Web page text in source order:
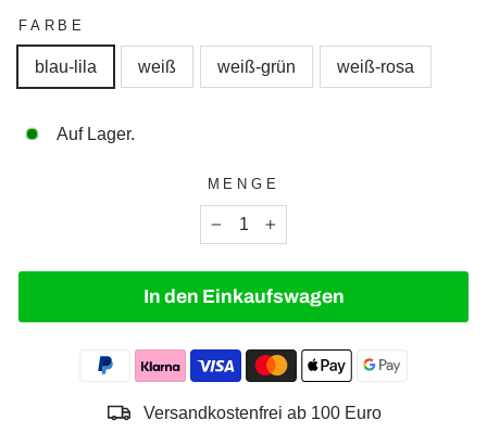
FARBE
blau-lila weiß weiß-grün weiß-rosa
Auf Lager.
MENGE
In den Einkaufswagen
Versandkostenfrei ab 100 Euro